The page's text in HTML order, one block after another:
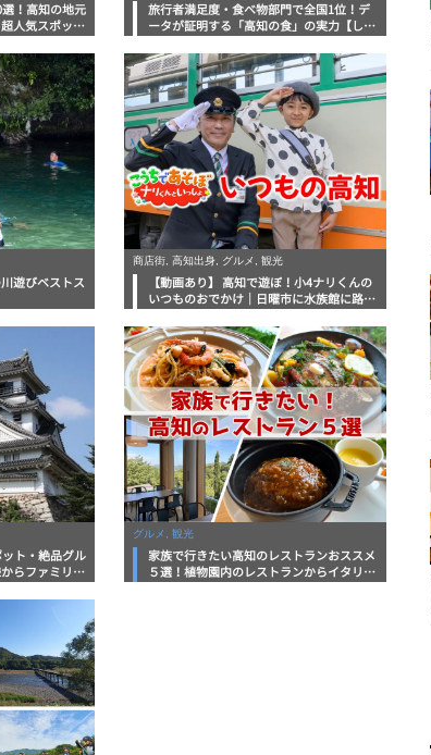
！高知の地元
人気スポット
旅行者満足度・食べ物部門で全国1位！デ
ータが証明する「高知の食」の実力【しぎ
遊びベストス
商店街, 高知出身, グルメ, 観光
【動画あり】 高知で遊ぼ！小4ナリくんの
いつものおでかけ｜日曜市に水族館に路面
ット・絶品グル
らファミリー
グルメ, 観光
家族で行きたい高知のレストランおススメ
５選！植物園内のレストランからイタリア